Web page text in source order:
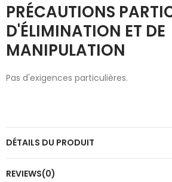
PRÉCAUTIONS
D'ÉLIMINATION ET DE
MANIPULATION
Pas d'exigences particulières.
DÉTAILS DU PRODUIT
REVIEWS(0)